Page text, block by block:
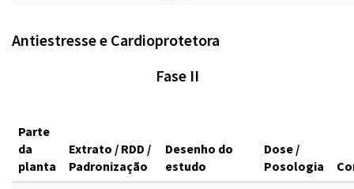
Antiestresse e Cardioprotetora
Fase II
Parte
da
planta
Extrato / RDD /
Padronização
Desenho do
estudo
Dose /
Posologia